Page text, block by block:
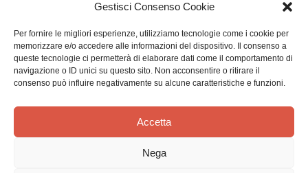
Gestisci Consenso Cookie
Per fornire le migliori esperienze, utilizziamo tecnologie come i cookie per
memorizzare e/o accedere alle informazioni del dispositivo. Il consenso a
queste tecnologie ci permetterà di elaborare dati come il comportamento di
navigazione o ID unici su questo sito. Non acconsentire o ritirare il
consenso può influire negativamente su alcune caratteristiche e funzioni.
Accetta
Nega
Effatà Editrice di Pellegrino Paolo SAS
C.F. e P.IVA 09655250018
Via Tre Denti, 1 - 10060 Cantalupa (TO)
Telefono: (+39) 0121 353452 - Fax: (+39) 0121 353839
TERMINI E CONDIZIONI